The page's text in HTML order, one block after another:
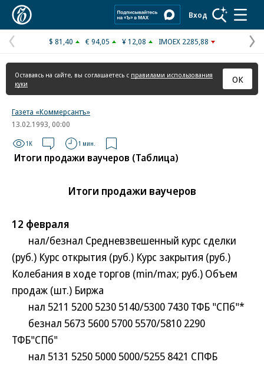
Вход
Предыдущая
страница
$ 81,40 € 94,05 ¥ 12,08 IMOEX 2285,88
Оставаясь на сайте, вы соглашаетесь с правилами использования
куки
ОК
Газета «Коммерсантъ»
13.02.1993, 00:00
1K 1 мин.
Итоги продажи ваучеров (Таблица)
Итоги продажи ваучеров
12 февраля
нал/безнал Средневзвешенный курс сделки
(руб.) Курс открытия (руб.) Курс закрытия (руб.)
Колебания в ходе торгов (min/max; руб.) Объем
продаж (шт.) Биржа
нал 5211 5200 5230 5140/5300 7430 ТФБ "СПб"*
безнал 5673 5600 5700 5570/5810 2290
ТФБ"СПб"
нал 5131 5250 5000 5000/5255 8421 СПФБ